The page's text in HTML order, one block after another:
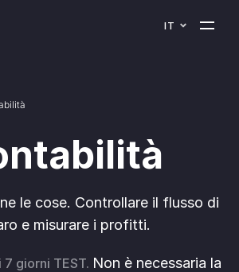
IT
le cose. Controllare il flusso di
e misurare i profitti.
giorni TEST. Non è necessaria la